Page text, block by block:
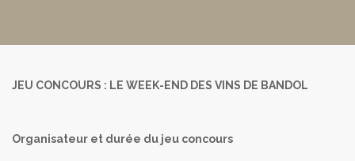
JEU CONCOURS : LE WEEK-END DES VINS DE BANDOL
Organisateur et durée du jeu concours